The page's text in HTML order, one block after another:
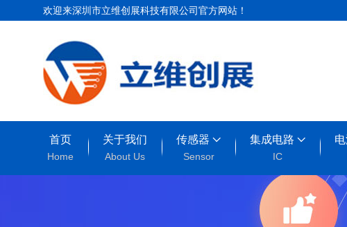
欢迎来深圳市立维创展科技有限公司官方网站！
首页
Home
关于我们
About Us
传感器
Sensor
集成电路
IC